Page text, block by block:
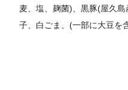
麦、塩、麹菌)、黒豚(屋久
子、白ごま、(一部に大豆を